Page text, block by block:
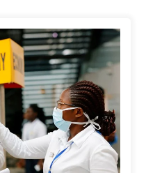
CTCK mua ròng 28,7 tỷ đồng
thế giới – Bảng xếp hạng 2022
giá đất ở Thanh Hoá